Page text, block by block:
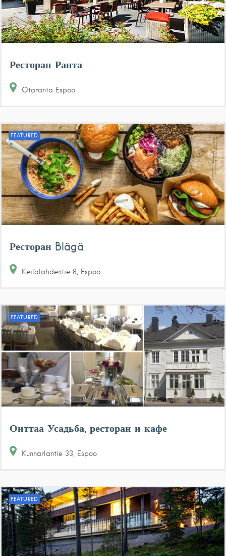
Ресторан Ранта
Otaranta Espoo
FEATURED
Ресторан Blägä
Keilalahdentie 8 Espoo
FEATURED
Оиттаа Усадьба, ресторан и кафе
Kunnarlantie 33 Espoo
FEATURED